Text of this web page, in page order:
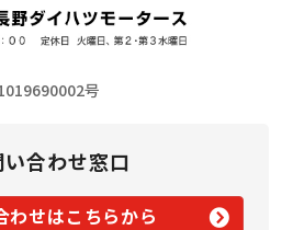
号
い合わせ窓口
わせはこちらから